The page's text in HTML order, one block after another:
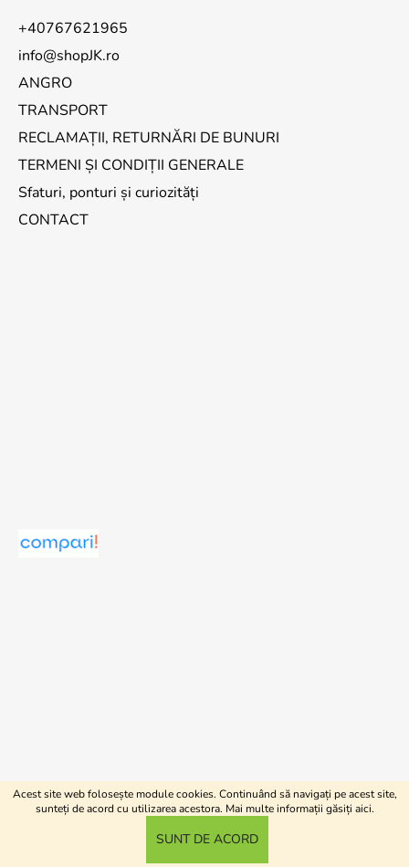
Acest site web folosește module cookies. Continuând să navigați pe acest site,
sunteți de acord cu utilizarea acestora. Mai multe informații găsiți aici.
SUNT DE ACORD
+40767621965
info@shopJK.ro
ANGRO
TRANSPORT
RECLAMAȚII, RETURNĂRI DE BUNURI
TERMENI ȘI CONDIȚII GENERALE
Sfaturi, ponturi și curiozități
CONTACT
Creat de Shoptet
rezervate.